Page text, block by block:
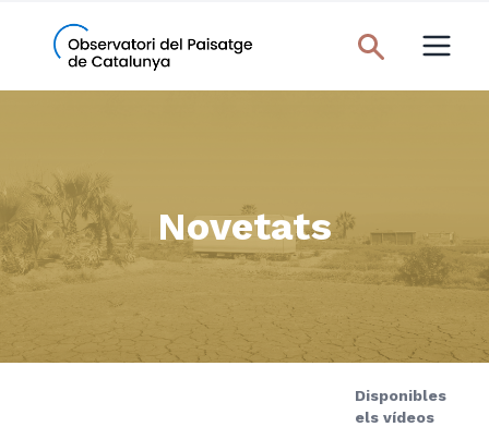
Novetats
Disponibles
els vídeos